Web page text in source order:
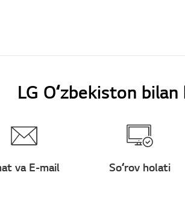
LG Oʻzbekiston bilan
va E-mail Soʻrov holati